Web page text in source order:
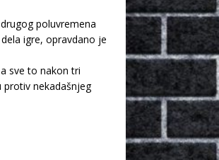
poluvremena
igre, opravdano je
sve to nakon tri
nekadašnjeg